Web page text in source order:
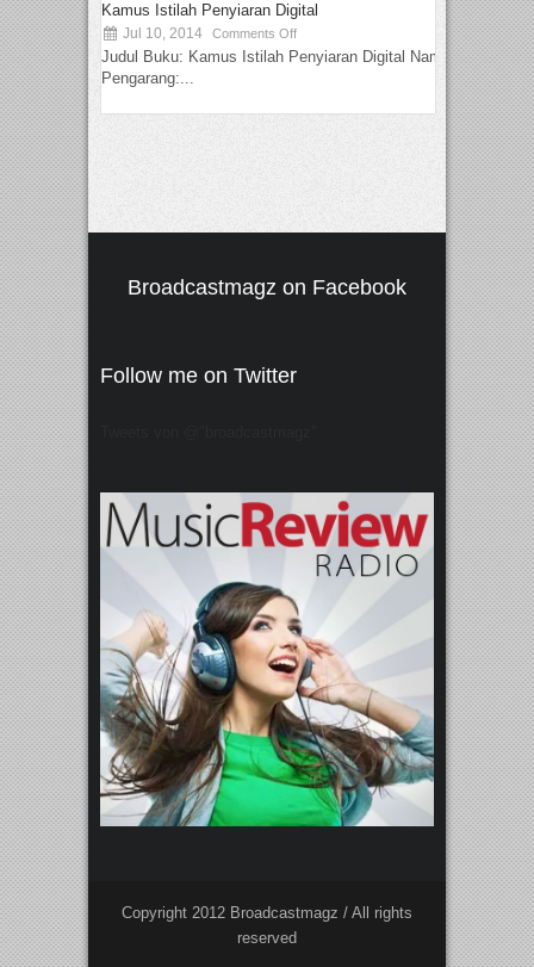
Kamus Istilah Penyiaran Digital
Jul 10, 2014 Comments Off
Judul Buku: Kamus Istilah Penyiaran Digital Nama
Pengarang:...
Broadcastmagz on Facebook
Follow me on Twitter
Copyright 2012 Broadcastmagz / All rights
reserved